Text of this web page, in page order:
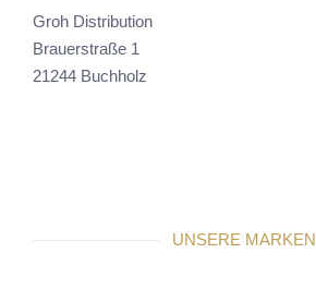
Groh Distribution
Brauerstraße 1
21244 Buchholz
UNSERE MARKEN